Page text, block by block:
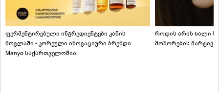
ფერმენტირებული ინგრედიენტები კანის
მოვლაში - კორეული ინოვაციური ბრენდი
Manyo საქართველოშია
როდის არის ხალი
მოშორების